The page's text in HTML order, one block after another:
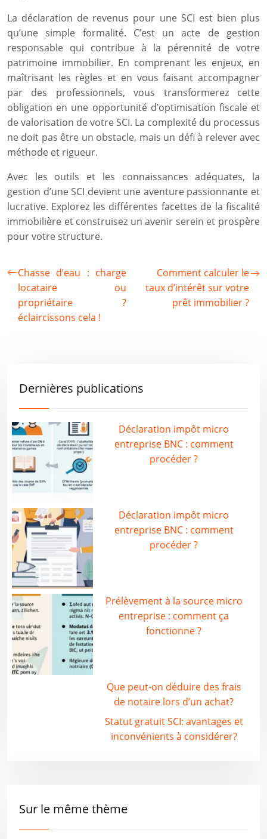
La déclaration de revenus pour une SCI est bien plus
qu’une simple formalité. C’est un acte de gestion
responsable qui contribue à la pérennité de votre
patrimoine immobilier. En comprenant les enjeux, en
maîtrisant les règles et en vous faisant accompagner
par des professionnels, vous transformerez cette
obligation en une opportunité d’optimisation fiscale et
de valorisation de votre SCI. La complexité du processus
ne doit pas être un obstacle, mais un défi à relever avec
méthode et rigueur.
Avec les outils et les connaissances adéquates, la
gestion d’une SCI devient une aventure passionnante et
lucrative. Explorez les différentes facettes de la fiscalité
immobilière et construisez un avenir serein et prospère
pour votre structure.
Chasse d’eau : charge
locataire ou
propriétaire ?
éclaircissons cela !
Comment calculer le
taux d’intérêt sur votre
prêt immobilier ?
Dernières publications
Déclaration impôt micro
entreprise BNC : comment
procéder ?
Déclaration impôt micro
entreprise BNC : comment
procéder ?
Prélèvement à la source micro
entreprise : comment ça
fonctionne ?
Que peut-on déduire des frais
de notaire lors d’un achat?
Statut gratuit SCI: avantages et
inconvénients à considérer?
Sur le même thème